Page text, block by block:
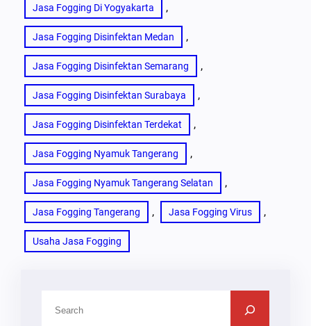
Jasa Fogging Di Yogyakarta ,
Jasa Fogging Disinfektan Medan ,
Jasa Fogging Disinfektan Semarang ,
Jasa Fogging Disinfektan Surabaya ,
Jasa Fogging Disinfektan Terdekat ,
Jasa Fogging Nyamuk Tangerang ,
Jasa Fogging Nyamuk Tangerang Selatan ,
Jasa Fogging Tangerang , Jasa Fogging Virus ,
Usaha Jasa Fogging